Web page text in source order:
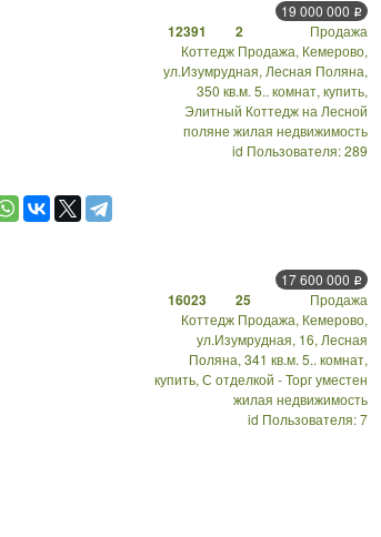
19 000 000 Р
12391 2
Продажа
Коттедж Продажа, Кемерово,
ул.Изумрудная, Лесная Поляна,
350 кв.м. 5.. комнат, купить,
Элитный Коттедж на Лесной
поляне жилая недвижимость
id Пользователя: 289
17 600 000 Р
16023 25
Продажа
Коттедж Продажа, Кемерово,
ул.Изумрудная, 16, Лесная
Поляна, 341 кв.м. 5.. комнат,
купить, С отделкой - Торг уместен
жилая недвижимость
id Пользователя: 7